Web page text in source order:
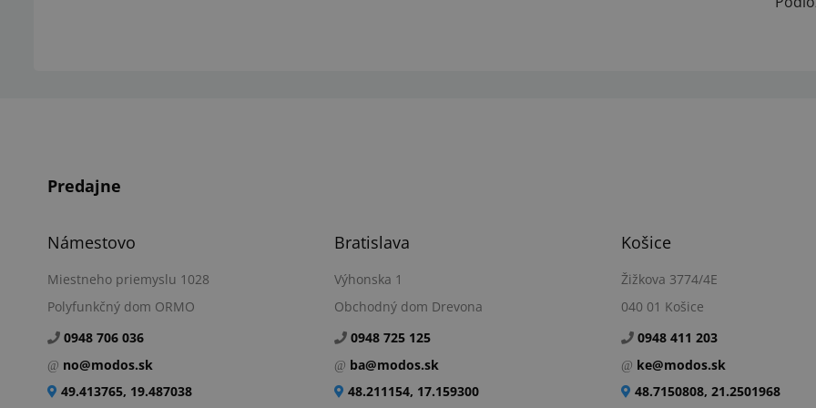
Predajne
Námestovo
Miestneho priemyslu 1028
Polyfunkčný dom ORMO
0948 706 036
no@modos.sk
49.413765, 19.487038
Bratislava
Výhonska 1
Obchodný dom Drevona
0948 725 125
ba@modos.sk
48.211154, 17.159300
Košice
Žižkova 3774/4E
040 01 Košice
0948 411 203
ke@modos.sk
48.7150808, 21.2501968